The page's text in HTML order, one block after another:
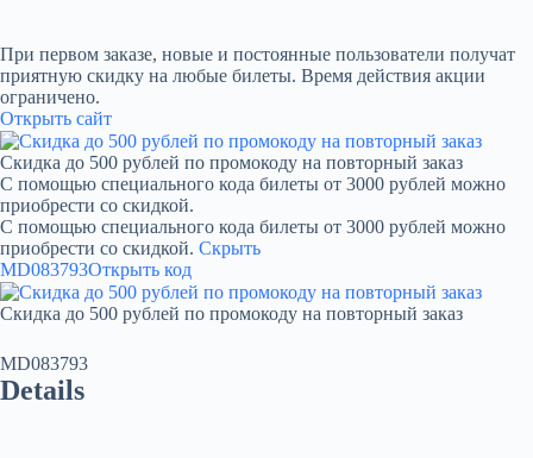
При первом заказе, новые и постоянные пользователи получат
приятную скидку на любые билеты. Время действия акции
ограничено.
Открыть сайт
Скидка до 500 рублей по промокоду на повторный заказ
С помощью специального кода билеты от 3000 рублей можно
приобрести со скидкой.
С помощью специального кода билеты от 3000 рублей можно
приобрести со скидкой. Скрыть
MD083793Открыть код
Скидка до 500 рублей по промокоду на повторный заказ
MD083793
Details